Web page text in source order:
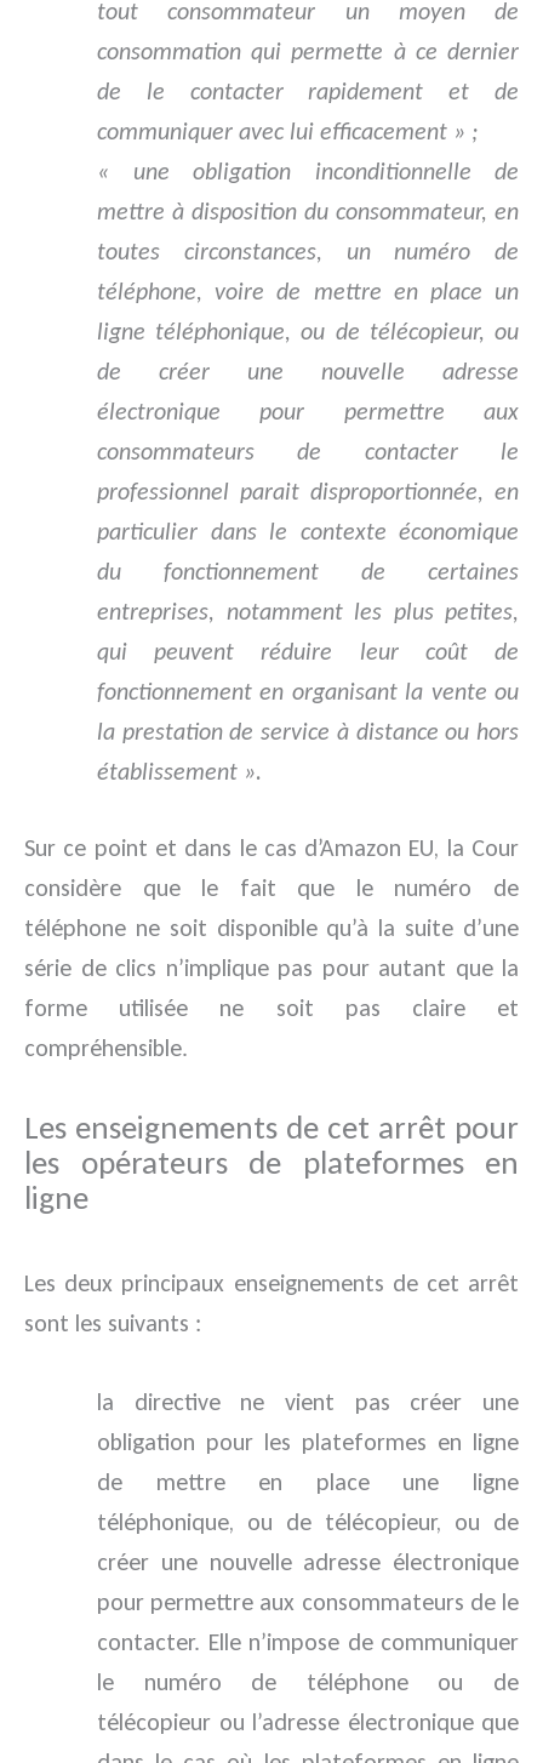
tout consommateur un moyen de
consommation qui permette à ce dernier
de le contacter rapidement et de
communiquer avec lui efficacement » ;
« une obligation inconditionnelle de
mettre à disposition du consommateur, en
toutes circonstances, un numéro de
téléphone, voire de mettre en place un
ligne téléphonique, ou de télécopieur, ou
de créer une nouvelle adresse
électronique pour permettre aux
consommateurs de contacter le
professionnel parait disproportionnée, en
particulier dans le contexte économique
du fonctionnement de certaines
entreprises, notamment les plus petites,
qui peuvent réduire leur coût de
fonctionnement en organisant la vente ou
la prestation de service à distance ou hors
établissement ».
Sur ce point et dans le cas d’Amazon EU, la Cour
considère que le fait que le numéro de
téléphone ne soit disponible qu’à la suite d’une
série de clics n’implique pas pour autant que la
forme utilisée ne soit pas claire et
compréhensible.
Les enseignements de cet arrêt pour
les opérateurs de plateformes en
ligne
Les deux principaux enseignements de cet arrêt
sont les suivants :
la directive ne vient pas créer une
obligation pour les plateformes en ligne
de mettre en place une ligne
téléphonique, ou de télécopieur, ou de
créer une nouvelle adresse électronique
pour permettre aux consommateurs de le
contacter. Elle n’impose de communiquer
le numéro de téléphone ou de
télécopieur ou l’adresse électronique que